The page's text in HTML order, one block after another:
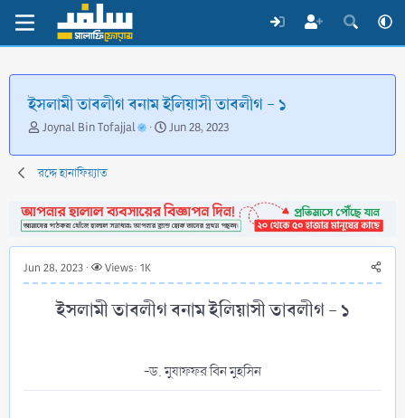
ইসলামী তাবলীগ বনাম ইলিয়াসী তাবলীগ - ১
T
r
e
d
s
t
a
r
Joynal Bin Tofajjal
S
a
d
a
t
Jun 28, 2023
রদ্দে হানাফিয়্যাত
Jun 28, 2023 Views: 1K
ইসলামী তাবলীগ বনাম ইলিয়াসী তাবলীগ - ১​
-ড. মুযাফফর বিন মুহসিন